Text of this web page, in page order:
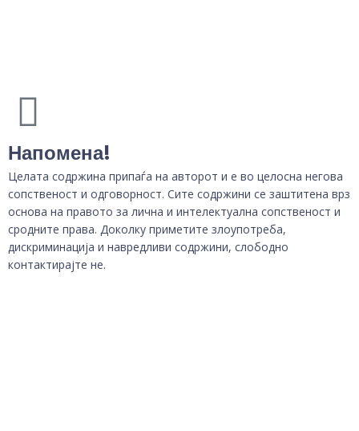
Напомена!
Целата содржина припаѓа на авторот и е во целосна негова
сопственост и одговорност. Сите содржини се заштитена врз
основа на правото за лична и интелектуална сопственост и
сродните права. Доколку приметите злоупотреба,
дискриминација и навредливи содржини, слободно
контактирајте не.